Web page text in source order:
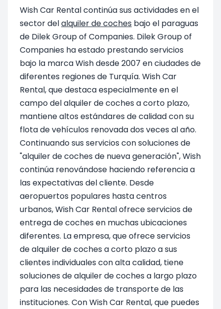
Wish Car Rental continúa sus actividades en el
sector delalquiler de coches bajo el paraguas
de Dilek Group of Companies. Dilek Group of
Companies ha estado prestando servicios
bajo la marca Wish desde 2007 en ciudades de
diferentes regiones de Turquía. Wish Car
Rental, que destaca especialmente en el
campo del alquiler de coches a corto plazo,
mantiene altos estándares de calidad con su
flota de vehículos renovada dos veces al año.
Continuando sus servicios con soluciones de
"alquiler de coches de nueva generación", Wish
continúa renovándose haciendo referencia a
las expectativas del cliente. Desde
aeropuertos populares hasta centros
urbanos, Wish Car Rental ofrece servicios de
entrega de coches en muchas ubicaciones
diferentes. La empresa, que ofrece servicios
de alquiler de coches a corto plazo a sus
clientes individuales con alta calidad, tiene
soluciones de alquiler de coches a largo plazo
para las necesidades de transporte de las
instituciones. Con Wish Car Rental, que puedes